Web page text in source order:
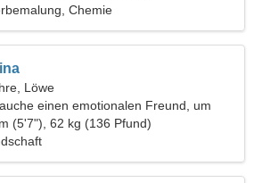
Chemie
Löwe
einen emotionalen Freund, um
Ski zu fahren
(5'7"), 62 kg (136 Pfund)